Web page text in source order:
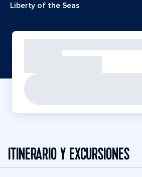
Liberty of the Seas
ITINERARIO Y EXCURSIONES